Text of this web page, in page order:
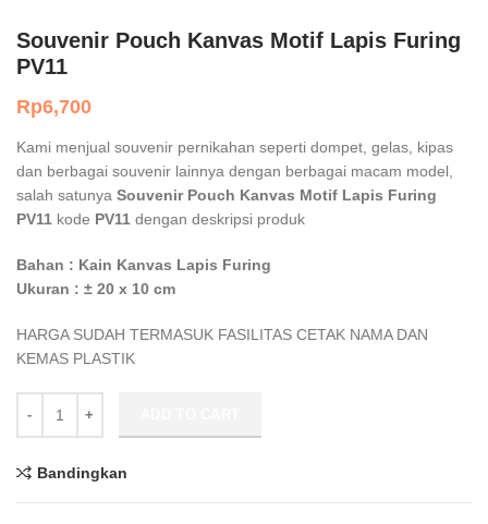
Souvenir Pouch Kanvas Motif Lapis Furing
PV11
Rp6,700
Kami menjual souvenir pernikahan seperti dompet, gelas, kipas
dan berbagai souvenir lainnya dengan berbagai macam model,
salah satunya Souvenir Pouch Kanvas Motif Lapis Furing
PV11 kode PV11 dengan deskripsi produk
Bahan : Kain Kanvas Lapis Furing
Ukuran : ± 20 x 10 cm
HARGA SUDAH TERMASUK FASILITAS CETAK NAMA DAN
KEMAS PLASTIK
Bandingkan